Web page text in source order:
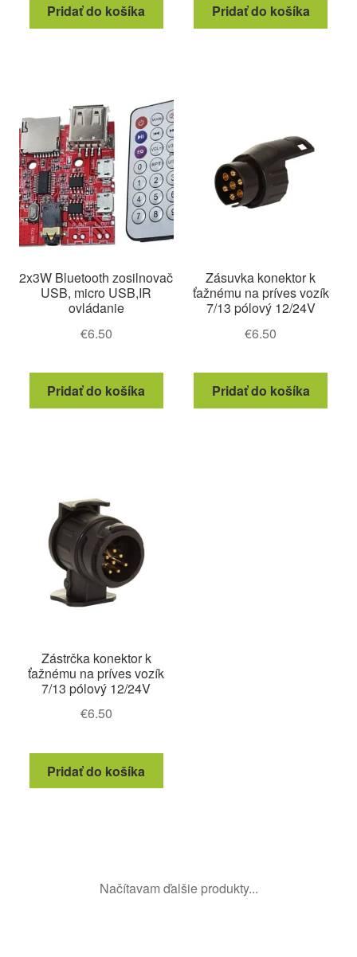
Pridať do košíka Pridať do košíka
2x3W Bluetooth zosilnovač
USB, micro USB,IR
ovládanie
€6.50
Pridať do košíka
Zásuvka konektor k
ťažnému na príves vozík
7/13 pólový 12/24V
€6.50
Pridať do košíka
Zástrčka konektor k
ťažnému na príves vozík
7/13 pólový 12/24V
€6.50
Pridať do košíka
Načítavam ďalšie produkty...